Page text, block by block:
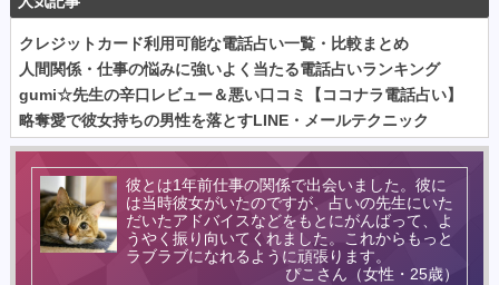
クレジットカード利用可能な電話占い一覧・比較まとめ
人間関係・仕事の悩みに強いよく当たる電話占いランキング
gumi☆先生の辛口レビュー＆悪い口コミ【ココナラ電話占い】
略奪愛で彼女持ちの男性を落とすLINE・メールテクニック
彼とは1年前仕事の関係で出会いました。彼に
は当時彼女がいたのですが、占いの先生にいた
だいたアドバイスなどをもとにがんばって、よ
うやく振り向いてくれました。これからもっと
ラブラブになれるように頑張ります。
ぴこさん（女性・25歳）